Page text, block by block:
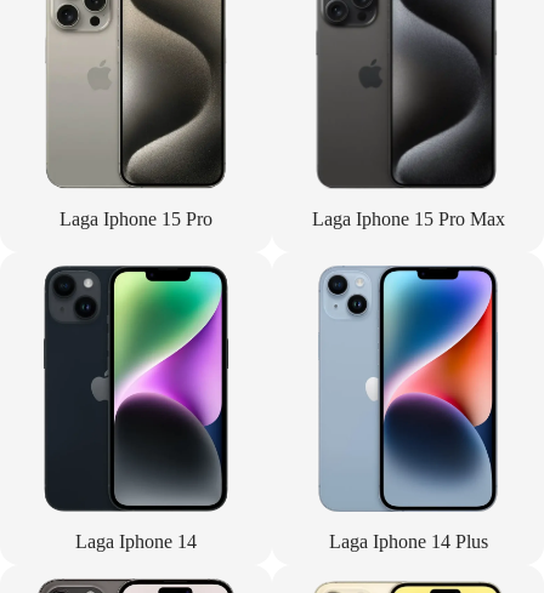
Laga Iphone 15 Pro Laga Iphone 15 Pro Max
Laga Iphone 14 Laga Iphone 14 Plus